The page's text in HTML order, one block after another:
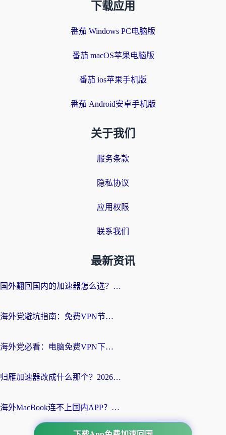
下载应用
番茄 Windows PC电脑版
番茄 macOS苹果电脑版
番茄 ios苹果手机版
番茄 Android安卓手机版
关于我们
服务条款
隐私协议
应用权限
联系我们
最新资讯
国外翻回国内的加速器怎么选？海外党亲测实用指南，告别地域限制
海外党避坑指南：免费VPN节点真的靠谱吗？教你选对回国加速器无缝访问国内资源
海外党必看：电脑免费VPN下载指南+回国加速器选择全攻略，告别地区限制
归雁加速器改成什么那个？2026海外党回国加速全攻略：告别地区限制，轻松刷剧玩游戏
海外MacBook连不上国内APP？选对回国VPN，告别地区限制的烦恼